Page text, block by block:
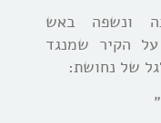
ונשפה באש
הקיר שמנגד
של נחושת: